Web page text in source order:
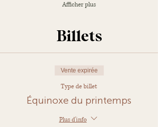
Afficher plus
Billets
Vente expirée
Type de billet
Équinoxe du printemps
Plus d'info